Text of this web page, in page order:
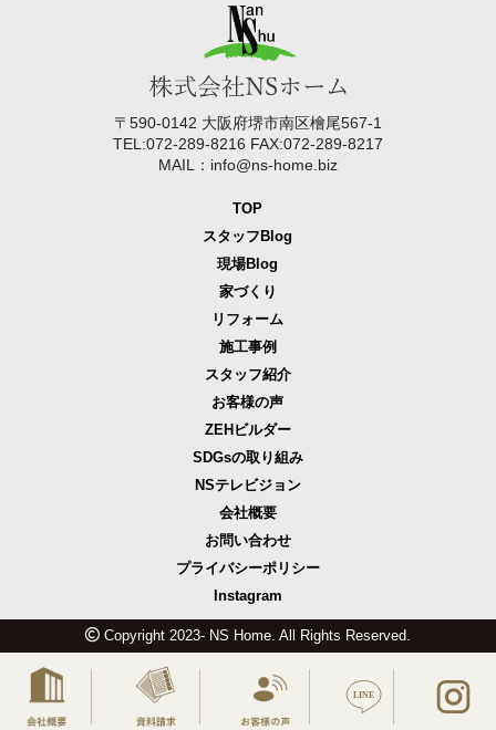
〒590-0142 大阪府堺市南区檜尾567-1
TEL:072-289-8216 FAX:072-289-8217
MAIL：info@ns-home.biz
TOP
スタッフBlog
現場Blog
家づくり
リフォーム
施工事例
スタッフ紹介
お客様の声
ZEHビルダー
SDGsの取り組み
NSテレビジョン
会社概要
お問い合わせ
プライバシーポリシー
Instagram
Copyright 2023- NS Home. All Rights Reserved.